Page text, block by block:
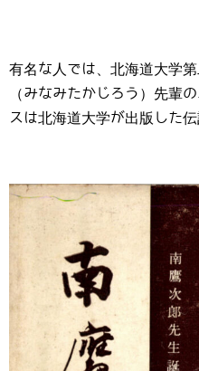
有名な人では、北海道大学
（みなみたかじろう）先輩
スは北海道大学が出版した